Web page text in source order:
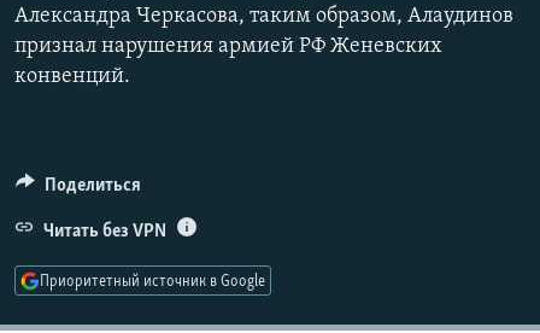
Все сайты РСЕ/РС
1080p
1080p
Александра Черкасова, таким образом, Алаудинов
признал нарушения армией РФ Женевских
конвенций.
Поделиться
Читать без VPN
Приоритетный источник в Google